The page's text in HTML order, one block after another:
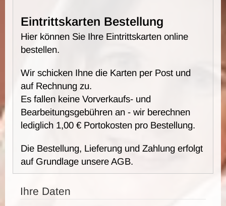
Eintrittskarten Bestellung
Hier können Sie Ihre Eintrittskarten online
bestellen.
Wir schicken Ihne die Karten per Post und
auf Rechnung zu.
Es fallen keine Vorverkaufs- und
Bearbeitungsgebühren an - wir berechnen
lediglich 1,00 € Portokosten pro Bestellung.
Die Bestellung, Lieferung und Zahlung erfolgt
auf Grundlage unsere AGB.
Ihre Daten